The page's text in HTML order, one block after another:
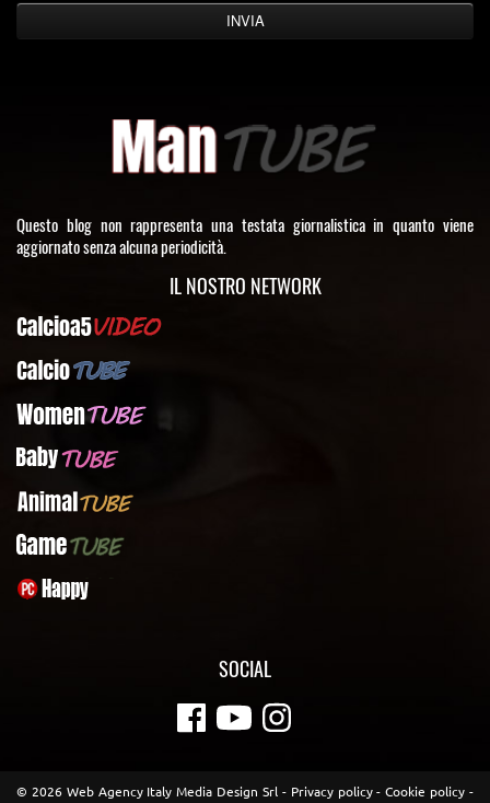
Questo blog non rappresenta una testata giornalistica in quanto viene
aggiornato senza alcuna periodicità.
IL NOSTRO NETWORK
SOCIAL
© 2026 Web Agency Italy Media Design Srl - Privacy policy-Cookie policy -